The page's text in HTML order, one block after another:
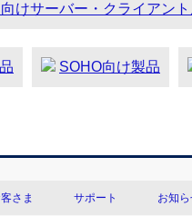
けサーバー・クライアン
SOHO向け製品
さま サポート お知